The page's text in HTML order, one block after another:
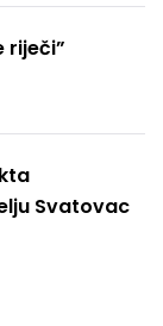
riječi”
Svatovac